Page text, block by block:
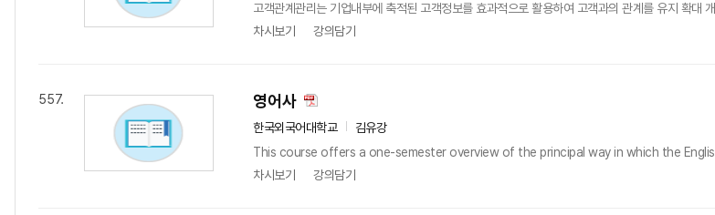
고객관계관리는 기업내부에 축적된 고객정보를 효과적으로 활용하여 고객과의 관계를 유지 확
차시보기
강의담기
557. 영어사
한국외국어대학교
김유강
This course offers a one-semester overview of the principal way in which the
차시보기
강의담기